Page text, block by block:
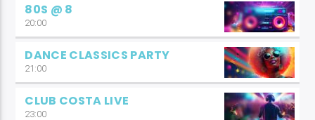
80S @ 8
20:00
DANCE CLASSICS PARTY
21:00
CLUB COSTA LIVE
23:00